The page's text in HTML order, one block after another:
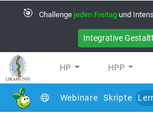
🎯 Challenge jeden Freitag und
Integrative
HP HPP
Webinare Skripte